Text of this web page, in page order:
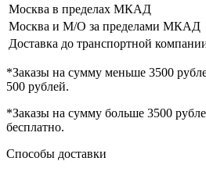
Москва в пределах МКАД
Москва и М/О за пределами МКАД
Доставка до транспортной
*Заказы на сумму меньше 3500
500 рублей.
*Заказы на сумму больше 3500
бесплатно.
Способы доставки